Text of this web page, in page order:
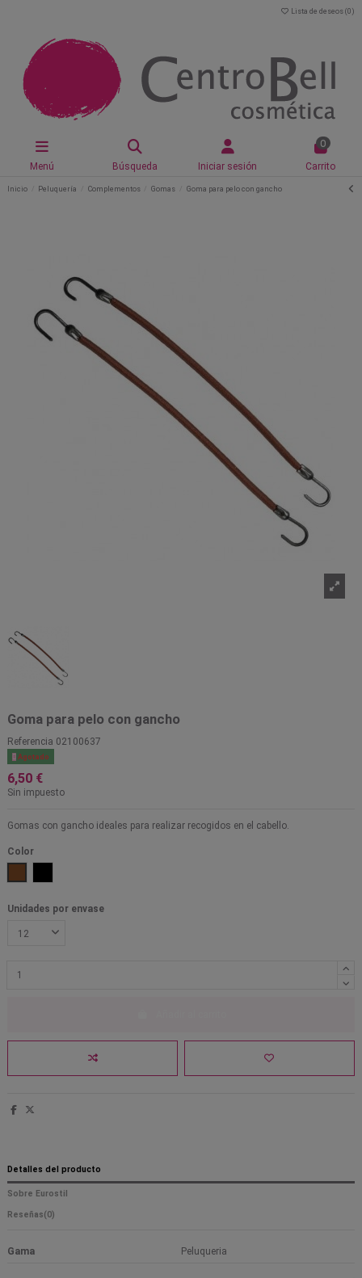
Lista de deseos (0 )
Menú Búsqueda Iniciar sesión
0
Carrito
Inicio Peluquería Complementos Gomas Goma para pelo con gancho
Goma para pelo con gancho
Referencia 02100637
 Agotado
6,50 €
Sin impuesto
Gomas con gancho ideales para realizar recogidos en el cabello.
Color
Unidades por envase
Detalles del producto
Sobre Eurostil
Reseñas(0)
Gama Peluqueria